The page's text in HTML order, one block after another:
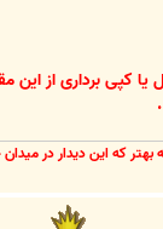
کپی برداری از این
كه اين ديدار در